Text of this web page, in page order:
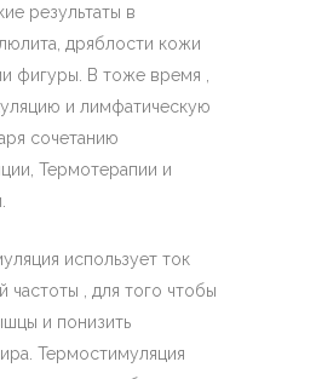
результаты в
дряблости кожи
фигуры. В тоже время ,
и лимфатическую
сочетанию
Термотерапии и
использует ток
частоты , для того чтобы
и понизить
Термостимуляция